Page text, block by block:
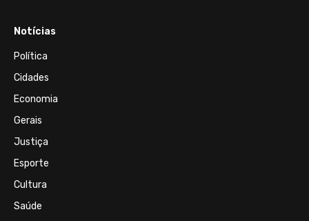
Notícias
Política
Cidades
Economia
Gerais
Justiça
Esporte
Cultura
Saúde